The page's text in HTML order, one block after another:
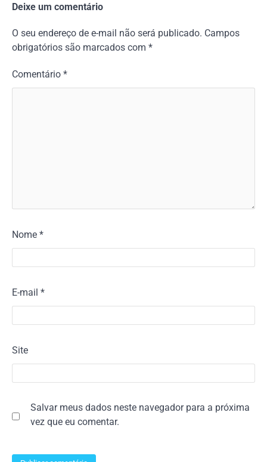
Deixe um comentário
O seu endereço de e-mail não será publicado. Campos
obrigatórios são marcados com *
Comentário *
Nome *
E-mail *
Site
Salvar meus dados neste navegador para a próxima
vez que eu comentar.